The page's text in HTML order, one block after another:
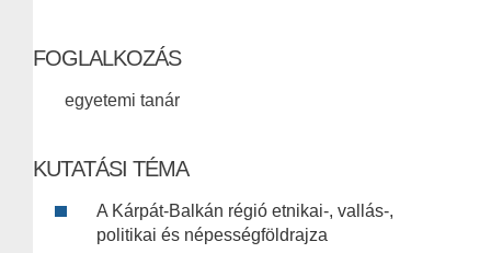
FOGLALKOZÁS
egyetemi tanár
KUTATÁSI TÉMA
A Kárpát-Balkán régió etnikai-, vallás-,
politikai és népességföldrajza